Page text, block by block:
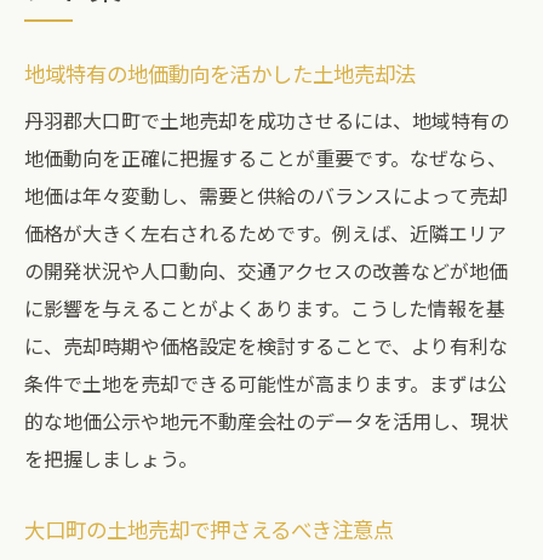
地域特有の地価動向を活かした土地売却法
丹羽郡大口町で土地売却を成功させるには、地域特有の
地価動向を正確に把握することが重要です。なぜなら、
地価は年々変動し、需要と供給のバランスによって売却
価格が大きく左右されるためです。例えば、近隣エリア
の開発状況や人口動向、交通アクセスの改善などが地価
に影響を与えることがよくあります。こうした情報を基
に、売却時期や価格設定を検討することで、より有利な
条件で土地を売却できる可能性が高まります。まずは公
的な地価公示や地元不動産会社のデータを活用し、現状
を把握しましょう。
大口町の土地売却で押さえるべき注意点